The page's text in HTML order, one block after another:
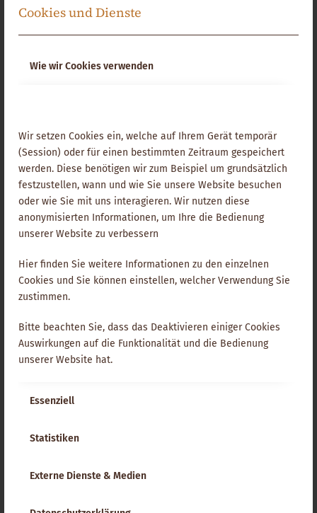
Cookies und Dienste
Wie wir Cookies verwenden
Wir setzen Cookies ein, welche auf Ihrem Gerät temporär
(Session) oder für einen bestimmten Zeitraum gespeichert
werden. Diese benötigen wir zum Beispiel um grundsätzlich
festzustellen, wann und wie Sie unsere Website besuchen
oder wie Sie mit uns interagieren. Wir nutzen diese
anonymisierten Informationen, um Ihre die Bedienung
unserer Website zu verbessern
Hier finden Sie weitere Informationen zu den einzelnen
Cookies und Sie können einstellen, welcher Verwendung Sie
zustimmen.
Bitte beachten Sie, dass das Deaktivieren einiger Cookies
Auswirkungen auf die Funktionalität und die Bedienung
unserer Website hat.
Essenziell
Statistiken
Externe Dienste & Medien
Bei dem medialen Heilen bekomme ich Informationen und
von Krankheiten oder dem seelischen Ke …
Fremdenergien und Besetzungen
Fremdenergien undBesetzungen
– was ist das? Viele
Menschen klagen über „Persönlichkeitsspaltung“. Sie hören
Stimmen, haben das Gefühl oder die Gewissheit, nicht mit
sich allein zu sein. Andere fühlen sich depressiv, von
Ansehen
Schamanisches Heilen
Die Besonderheit des schamanischen Heilens ist die große
Heilmethoden des Schamanismus als ergänzende Technik